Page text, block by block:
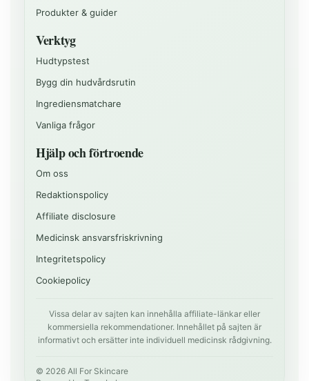
Produkter & guider
Verktyg
Hudtypstest
Bygg din hudvårdsrutin
Ingrediensmatchare
Vanliga frågor
Hjälp och förtroende
Om oss
Redaktionspolicy
Affiliate disclosure
Medicinsk ansvarsfriskrivning
Integritetspolicy
Cookiepolicy
Vissa delar av sajten kan innehålla affiliate-länkar eller
kommersiella rekommendationer. Innehållet på sajten är
informativt och ersätter inte individuell medicinsk rådgivning.
© 2026 All For Skincare